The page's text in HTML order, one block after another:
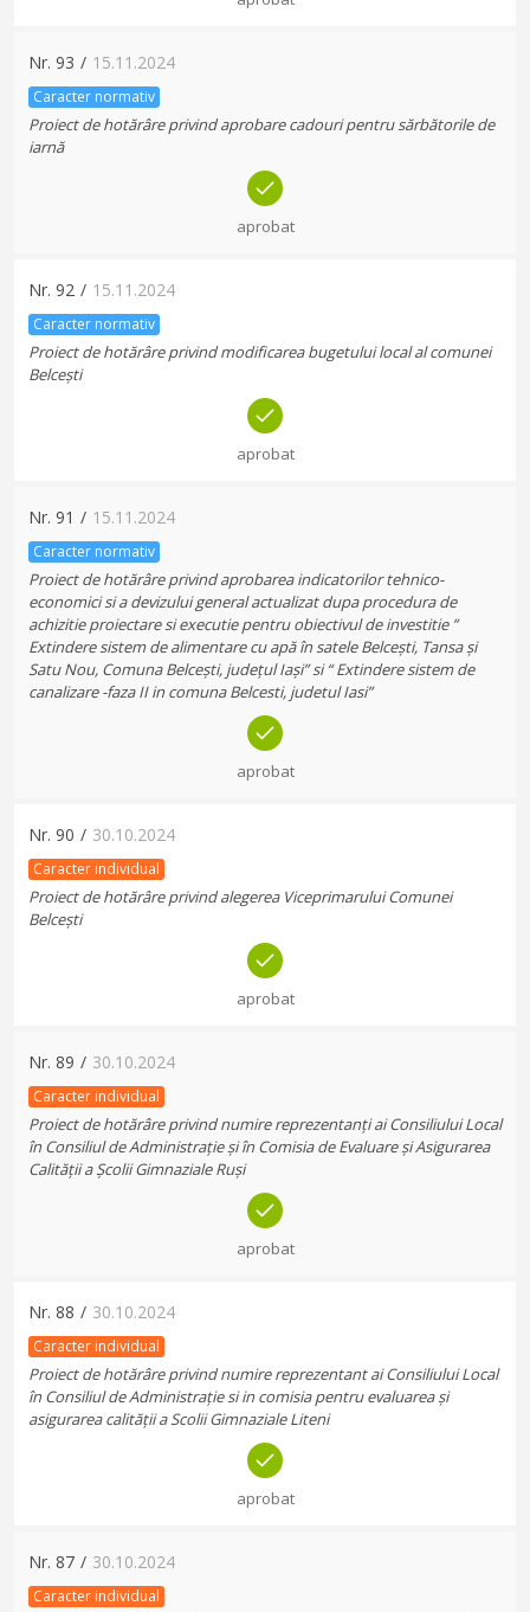
Nr. 93 / 15.11.2024
Caracter normativ
Proiect de hotărâre privind aprobare cadouri pentru sărbătorile de
iarnă
aprobat
Nr. 92 / 15.11.2024
Caracter normativ
Proiect de hotărâre privind modificarea bugetului local al comunei
Belcești
aprobat
Nr. 91 / 15.11.2024
Caracter normativ
Proiect de hotărâre privind aprobarea indicatorilor tehnico-
economici si a devizului general actualizat dupa procedura de
achizitie proiectare si executie pentru obiectivul de investitie ”
Extindere sistem de alimentare cu apă în satele Belcești, Tansa și
Satu Nou, Comuna Belcești, județul Iași” si “ Extindere sistem de
canalizare -faza II in comuna Belcesti, judetul Iasi”
aprobat
Nr. 90 / 30.10.2024
Caracter individual
Proiect de hotărâre privind alegerea Viceprimarului Comunei
Belcești
aprobat
Nr. 89 / 30.10.2024
Caracter individual
Proiect de hotărâre privind numire reprezentanți ai Consiliului Local
în Consiliul de Administrație și în Comisia de Evaluare și Asigurarea
Calității a Școlii Gimnaziale Ruși
aprobat
Nr. 88 / 30.10.2024
Caracter individual
Proiect de hotărâre privind numire reprezentant ai Consiliului Local
în Consiliul de Administrație si in comisia pentru evaluarea și
asigurarea calității a Scolii Gimnaziale Liteni
aprobat
Nr. 87 / 30.10.2024
Caracter individual